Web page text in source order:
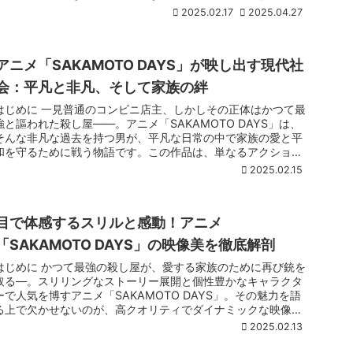
2025.02.17 2025.04.27
ニメ「SAKAMOTO DAYS」が映し出す現代社
：平凡と非凡、そして家族の絆
じめに 一見普通のコンビニ店主、しかしその正体はかつて最
と謳われた殺し屋――。アニメ「SAKAMOTO DAYS」は、
んな非凡な過去を持つ男が、平凡な日常の中で家族の愛と平
を守るために戦う物語です。この作品は、単なるアクショ
2025.02.15
で体感するスリルと感動！アニメ
SAKAMOTO DAYS」の映像美を徹底解剖
じめに かつて最強の殺し屋が、愛する家族のために再び銃を
る―。スリリングなストーリー展開と個性豊かなキャラクタ
で人気を博すアニメ「SAKAMOTO DAYS」。その魅力を語
上で欠かせないのが、高クオリティでダイナミックな映像
2025.02.13